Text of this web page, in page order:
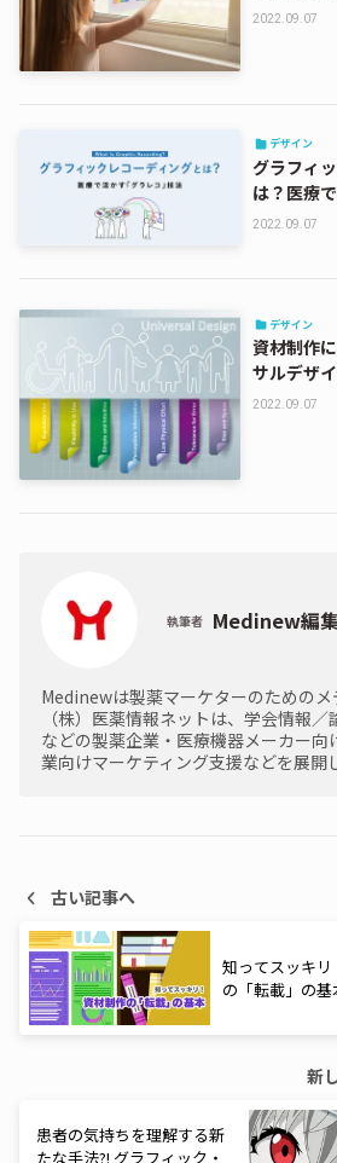
2022.09.07
デザイン
グラフィ
は？医療
手法
2022.09.07
デザイン
資材制作
サルデザ
2022.09.07
執筆者 Medinew編
Medinewは製薬マーケターのためのメ
（株）医薬情報ネットは、学会情報
などの製薬企業・医療機器メーカー向
業向けマーケティング支援などを展開
古い記事へ
知ってスッキリ
の「転載」の基
新
患者の気持ちを理解する新
たな手法?! グラフィック・